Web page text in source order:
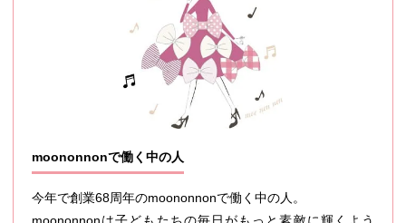
moononnonで働く中の人
今年で創業68周年のmoononnonで働く中の人。
moononnonは子どもたちの毎日がもっと素敵に輝くよう